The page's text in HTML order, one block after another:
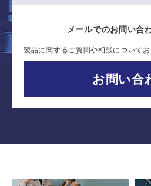
メールでのお問い合
製品に関するご質問や相談についてお
お問い合